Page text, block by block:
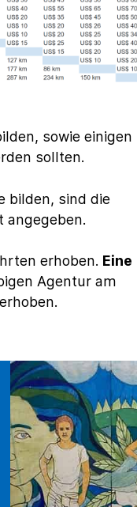
sowie einigen
sollten.
bilden, sind die
angegeben.
erhoben. Eine
Agentur am